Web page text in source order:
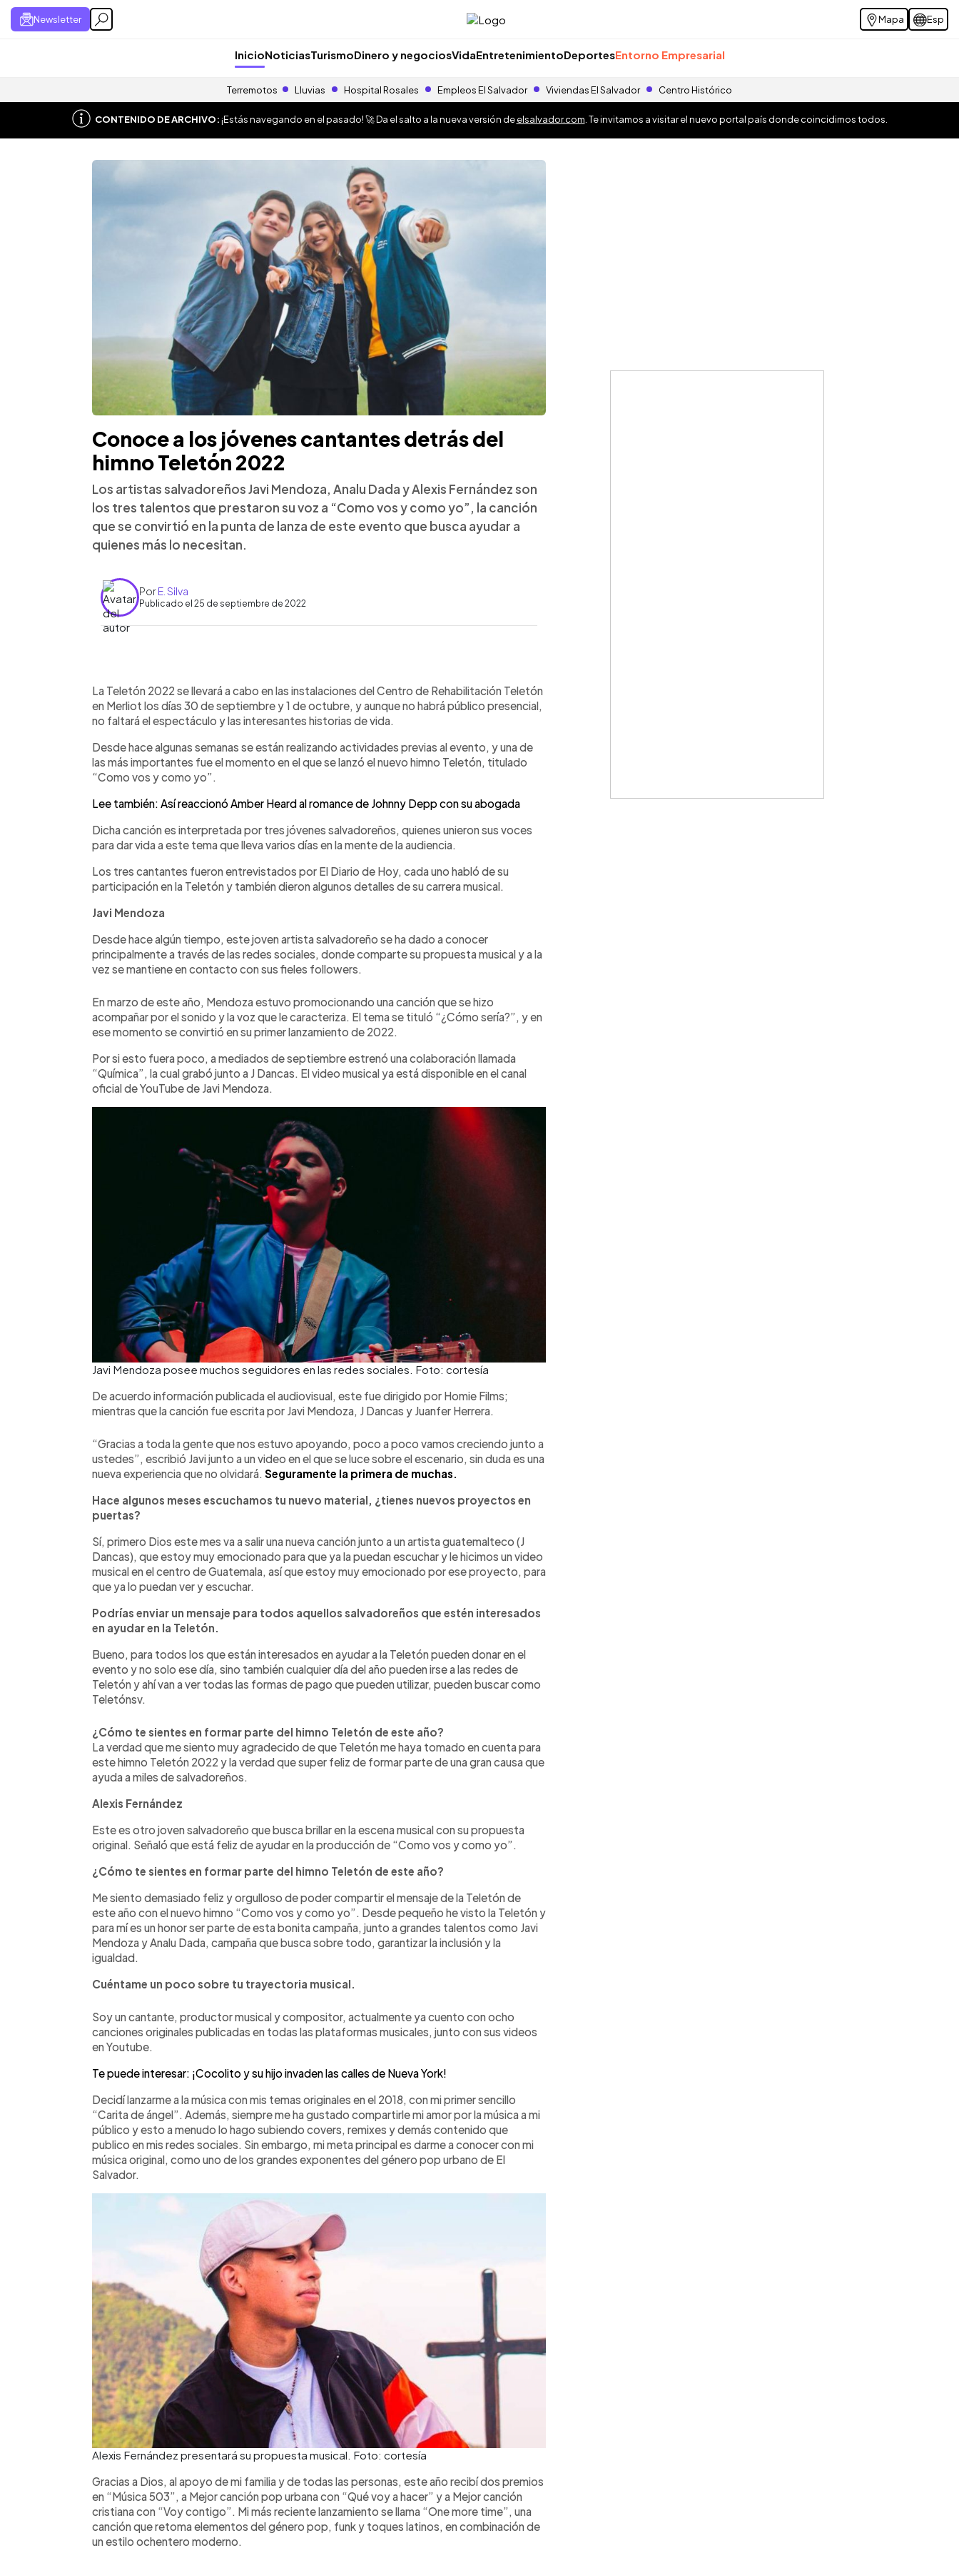
Newsletter Mapa Esp
InicioNoticiasTurismoDinero y negociosVidaEntretenimientoDeportesEntorno Empresarial
Terremotos Lluvias Hospital Rosales Empleos El Salvador Viviendas El Salvador Centro Histórico
CONTENIDO DE ARCHIVO:¡Estás navegando en el pasado! 🚀 Da el salto a la nueva versión deelsalvador.com . Te invitamos a visitar el nuevo portal país donde coincidimos todos.
Conoce a los jóvenes cantantes detrás del
himno Teletón 2022
Los artistas salvadoreños Javi Mendoza, Analu Dada y Alexis Fernández son
los tres talentos que prestaron su voz a “Como vos y como yo”, la canción
que se convirtió en la punta de lanza de este evento que busca ayudar a
quienes más lo necesitan.
PorE. Silva
Publicado el 25 de septiembre de 2022
► Escuchar artículo
La Teletón 2022 se llevará a cabo en las instalaciones del Centro de Rehabilitación Teletón
en Merliot los días 30 de septiembre y 1 de octubre, y aunque no habrá público presencial,
no faltará el espectáculo y las interesantes historias de vida.
Desde hace algunas semanas se están realizando actividades previas al evento, y una de
las más importantes fue el momento en el que se lanzó el nuevo himno Teletón, titulado
“Como vos y como yo”.
Lee también: Así reaccionó Amber Heard al romance de Johnny Depp con su abogada
Dicha canción es interpretada por tres jóvenes salvadoreños, quienes unieron sus voces
para dar vida a este tema que lleva varios días en la mente de la audiencia.
Los tres cantantes fueron entrevistados por El Diario de Hoy, cada uno habló de su
participación en la Teletón y también dieron algunos detalles de su carrera musical.
Javi Mendoza
Desde hace algún tiempo, este joven artista salvadoreño se ha dado a conocer
principalmente a través de las redes sociales, donde comparte su propuesta musical y a la
vez se mantiene en contacto con sus fieles followers.
En marzo de este año, Mendoza estuvo promocionando una canción que se hizo
acompañar por el sonido y la voz que le caracteriza. El tema se tituló “¿Cómo sería?”, y en
ese momento se convirtió en su primer lanzamiento de 2022.
Por si esto fuera poco, a mediados de septiembre estrenó una colaboración llamada
“Química”, la cual grabó junto a J Dancas. El video musical ya está disponible en el canal
oficial de YouTube de Javi Mendoza.
Javi Mendoza posee muchos seguidores en las redes sociales. Foto: cortesía
De acuerdo información publicada el audiovisual, este fue dirigido por Homie Films;
mientras que la canción fue escrita por Javi Mendoza, J Dancas y Juanfer Herrera.
“Gracias a toda la gente que nos estuvo apoyando, poco a poco vamos creciendo junto a
ustedes”, escribió Javi junto a un video en el que se luce sobre el escenario, sin duda es una
nueva experiencia que no olvidará. Seguramente la primera de muchas.
Hace algunos meses escuchamos tu nuevo material, ¿tienes nuevos proyectos en
puertas?
Sí, primero Dios este mes va a salir una nueva canción junto a un artista guatemalteco (J
Dancas), que estoy muy emocionado para que ya la puedan escuchar y le hicimos un video
musical en el centro de Guatemala, así que estoy muy emocionado por ese proyecto, para
que ya lo puedan ver y escuchar.
Podrías enviar un mensaje para todos aquellos salvadoreños que estén interesados
en ayudar en la Teletón.
Bueno, para todos los que están interesados en ayudar a la Teletón pueden donar en el
evento y no solo ese día, sino también cualquier día del año pueden irse a las redes de
Teletón y ahí van a ver todas las formas de pago que pueden utilizar, pueden buscar como
Teletónsv.
¿Cómo te sientes en formar parte del himno Teletón de este año?
La verdad que me siento muy agradecido de que Teletón me haya tomado en cuenta para
este himno Teletón 2022 y la verdad que super feliz de formar parte de una gran causa que
ayuda a miles de salvadoreños.
Alexis Fernández
Este es otro joven salvadoreño que busca brillar en la escena musical con su propuesta
original. Señaló que está feliz de ayudar en la producción de “Como vos y como yo”.
¿Cómo te sientes en formar parte del himno Teletón de este año?
Me siento demasiado feliz y orgulloso de poder compartir el mensaje de la Teletón de
este año con el nuevo himno “Como vos y como yo”. Desde pequeño he visto la Teletón y
para mí es un honor ser parte de esta bonita campaña, junto a grandes talentos como Javi
Mendoza y Analu Dada, campaña que busca sobre todo, garantizar la inclusión y la
igualdad.
Cuéntame un poco sobre tu trayectoria musical.
Soy un cantante, productor musical y compositor, actualmente ya cuento con ocho
canciones originales publicadas en todas las plataformas musicales, junto con sus videos
en Youtube.
Te puede interesar: ¡Cocolito y su hijo invaden las calles de Nueva York!
Decidí lanzarme a la música con mis temas originales en el 2018, con mi primer sencillo
“Carita de ángel”. Además, siempre me ha gustado compartirle mi amor por la música a mi
público y esto a menudo lo hago subiendo covers, remixes y demás contenido que
publico en mis redes sociales. Sin embargo, mi meta principal es darme a conocer con mi
música original, como uno de los grandes exponentes del género pop urbano de El
Salvador.
Alexis Fernández presentará su propuesta musical. Foto: cortesía
Gracias a Dios, al apoyo de mi familia y de todas las personas, este año recibí dos premios
en “Música 503”, a Mejor canción pop urbana con “Qué voy a hacer” y a Mejor canción
cristiana con “Voy contigo”. Mi más reciente lanzamiento se llama “One more time”, una
canción que retoma elementos del género pop, funk y toques latinos, en combinación de
un estilo ochentero moderno.